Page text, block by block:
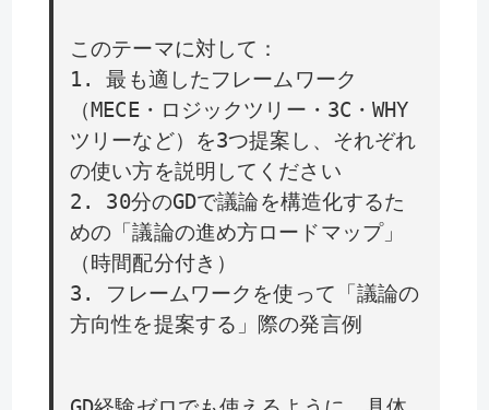
このテーマに対して：
1. 最も適したフレームワーク
（MECE・ロジックツリー・3C・WHY
ツリーなど）を3つ提案し、それぞれ
の使い方を説明してください
2. 30分のGDで議論を構造化するた
めの「議論の進め方ロードマップ」
（時間配分付き）
3. フレームワークを使って「議論の
方向性を提案する」際の発言例